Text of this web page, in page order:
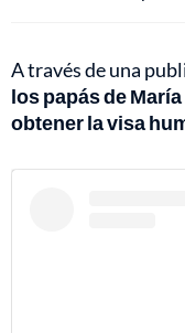
A través de una
los papás de
obtener la visa